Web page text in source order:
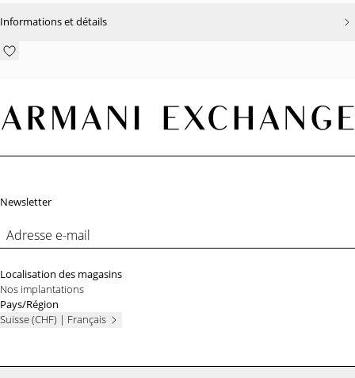
Informations et détails
Newsletter
Adresse e-mail
Localisation des magasins
Nos implantations
Pays/Région
Suisse (CHF) | Français